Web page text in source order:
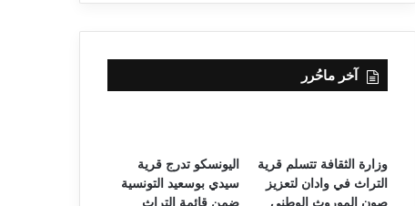
آخر ماحُرر
وزارة الثقافة تتسلم قرية
التراث في وادان لتعزيز
صون الموروث الوطني
اليونسكو تدرج قرية
سيدي بوسعيد التونسية
ضمن قائمة التراث